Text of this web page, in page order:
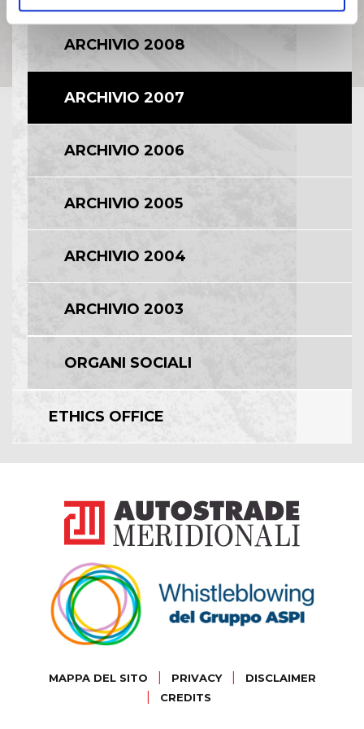
ARCHIVIO 2008
ARCHIVIO 2007
ARCHIVIO 2006
ARCHIVIO 2005
ARCHIVIO 2004
ARCHIVIO 2003
ORGANI SOCIALI
ETHICS OFFICE
MAPPA DEL SITO PRIVACY DISCLAIMER
CREDITS